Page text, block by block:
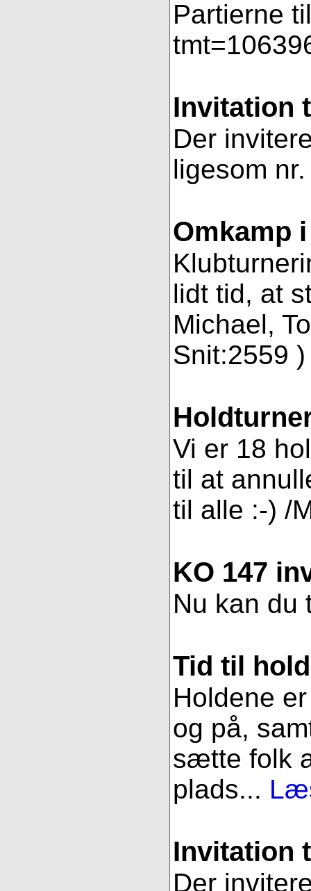
Partierne
Invitation
Der
ligesom
Omkamp
lidt tid, at
Michael,
Snit:2559
Vi er 18
til at
til alle :-) /
KO 147
Nu kan du
Tid til
Holdene
og på,
sætte folk
plads...
Invitation
Der